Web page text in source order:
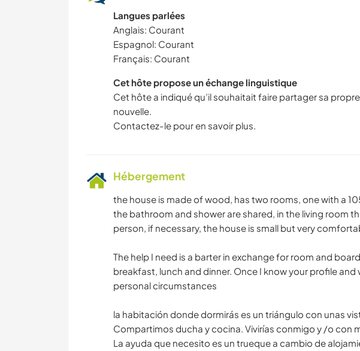
Langues parlées
Anglais: Courant
Espagnol: Courant
Français: Courant
Cet hôte propose un échange linguistique
Cet hôte a indiqué qu’il souhaitait faire partager sa
nouvelle.
Contactez-le pour en savoir plus.
Hébergement
the house is made of wood, has two rooms, one with a
the bathroom and shower are shared, in the living room
person, if necessary, the house is small but very
The help I need is a barter in exchange for room and
breakfast, lunch and dinner. Once I know your profile and
personal circumstances
la habitación donde dormirás es un triángulo con unas
Compartimos ducha y cocina. Vivirías conmigo y /o con
La ayuda que necesito es un trueque a cambio de